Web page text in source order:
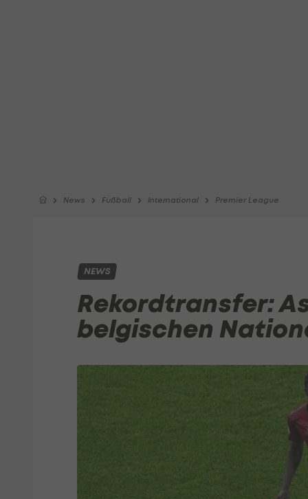
News Fußball International Premier League
NEWS
Rekordtransfer:
belgischen